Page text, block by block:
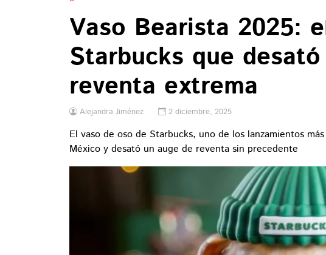
Vaso Bearista 2025:
Starbucks que
reventa extrema
Alejandra Jiménez 2 diciembre, 2025
El vaso de oso de Starbucks, uno de los lanzamientos
México y desató un auge de reventa sin precedente